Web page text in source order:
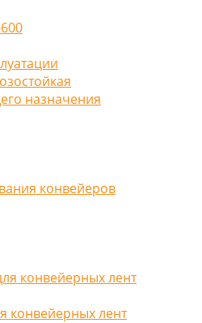
назначения
конвейеров
конвейерных лент
конвейерных лент